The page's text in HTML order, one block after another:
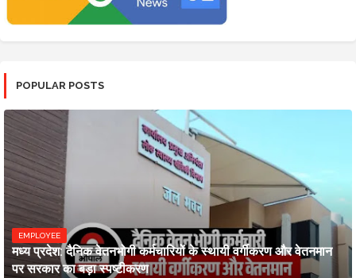
POPULAR POSTS
EMPLOYEE
मध्य प्रदेश: दैनिक वेतनभोगी कर्मचारियों के स्थायी वर्गीकरण और वेतनमान
पर सरकार का बड़ा स्पष्टीकरण